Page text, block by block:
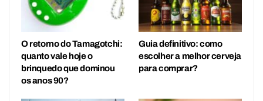
O retorno do Tamagotchi:
quanto vale hoje o
brinquedo que dominou
os anos 90?
Guia definitivo: como
escolher a melhor cerveja
para comprar?